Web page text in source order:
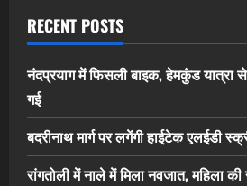
RECENT POSTS
नंदप्रयाग में फिसली बाइक, हेमकुंड यात्रा
गई
बदरीनाथ मार्ग पर लगेंगी हाईटेक एलईडी
रांगतोली में नाले में मिला नवजात, महिला